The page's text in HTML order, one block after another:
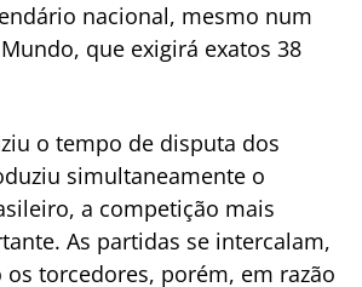
nacional, mesmo num
que exigirá exatos 38
o tempo de disputa dos
simultaneamente o
a competição mais
As partidas se intercalam,
torcedores, porém, em razão